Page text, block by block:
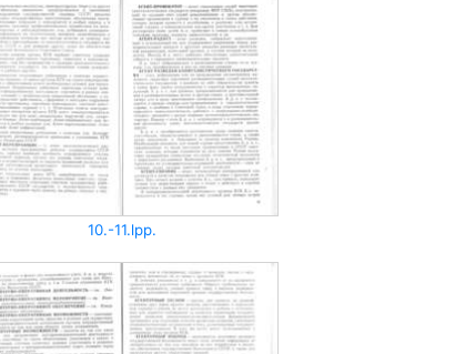
10.-11.lpp.